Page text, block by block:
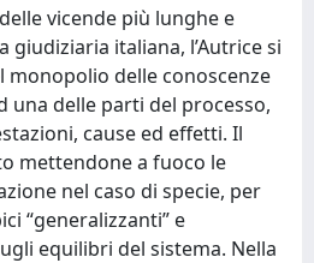
vicende più lunghe e
giudiziaria italiana, l’Autrice si
monopolio delle conoscenze
una delle parti del processo,
cause ed effetti. Il
mettendone a fuoco le
nel caso di specie, per
“generalizzanti” e
equilibri del sistema. Nella